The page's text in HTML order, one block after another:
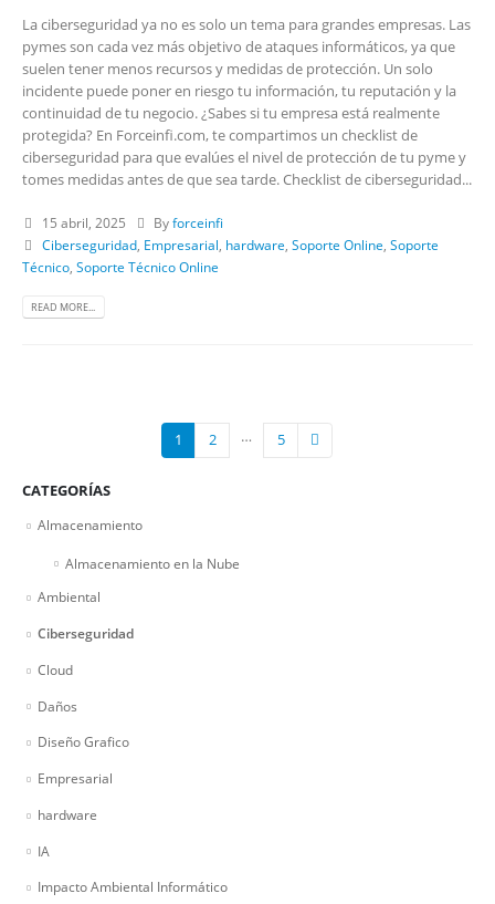
La ciberseguridad ya no es solo un tema para grandes empresas. Las
pymes son cada vez más objetivo de ataques informáticos, ya que
suelen tener menos recursos y medidas de protección. Un solo
incidente puede poner en riesgo tu información, tu reputación y la
continuidad de tu negocio. ¿Sabes si tu empresa está realmente
protegida? En Forceinfi.com, te compartimos un checklist de
ciberseguridad para que evalúes el nivel de protección de tu pyme y
tomes medidas antes de que sea tarde. Checklist de ciberseguridad...
15 abril, 2025 Byforceinfi
Ciberseguridad, Empresarial hardware Soporte Online Soporte
Técnico Soporte Técnico Online
READ MORE...
1 2 … 5
CATEGORÍAS
Almacenamiento
Almacenamiento en la Nube
Ambiental
Ciberseguridad
Cloud
Daños
Diseño Grafico
Empresarial
hardware
IA
Impacto Ambiental Informático